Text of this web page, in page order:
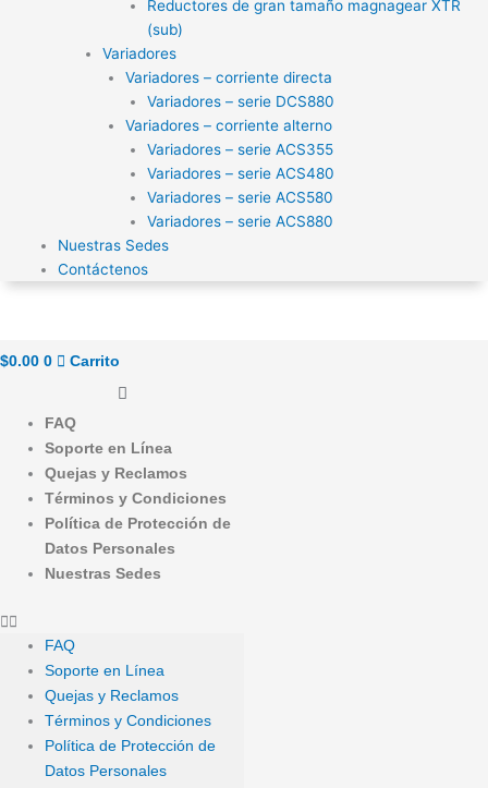
Reductores de gran tamaño magnagear XTR
(sub)
Variadores
Variadores – corriente directa
Variadores – serie DCS880
Variadores – corriente alterno
Variadores – serie ACS355
Variadores – serie ACS480
Variadores – serie ACS580
Variadores – serie ACS880
Nuestras Sedes
Contáctenos
$0.00 0 Carrito
FAQ
Soporte en Línea
Quejas y Reclamos
Términos y Condiciones
Política de Protección de
Datos Personales
Nuestras Sedes
FAQ
Soporte en Línea
Quejas y Reclamos
Términos y Condiciones
Política de Protección de
Datos Personales